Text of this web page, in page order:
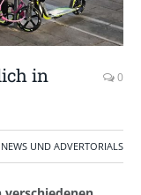
in
0
NEWS UND ADVERTORIALS